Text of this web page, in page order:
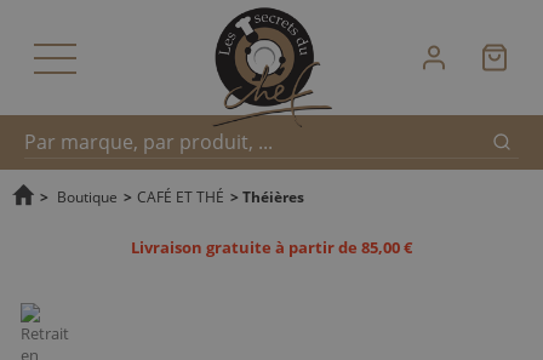
Recherche
> Boutique > CAFÉ ET THÉ > Théières
Livraison gratuite à partir de 85,00 €